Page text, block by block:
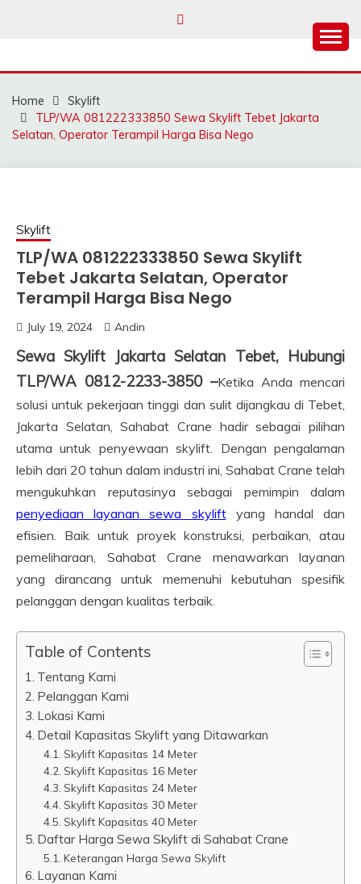
SAHABAT CRANE |
JASA SEWA CRANE |
FORKLIFT | SKYLIFT
Home
Skylift
TLP/WA 081222333850 Sewa Skylift Tebet Jakarta
Selatan, Operator Terampil Harga Bisa Nego
Skylift
TLP/WA 081222333850 Sewa Skylift
Tebet Jakarta Selatan, Operator
Terampil Harga Bisa Nego
July 19, 2024 Andin
Sewa Skylift Jakarta Selatan Tebet, Hubungi
TLP/WA 0812-2233-3850 –Ketika Anda mencari
solusi untuk pekerjaan tinggi dan sulit dijangkau di Tebet,
Jakarta Selatan, Sahabat Crane hadir sebagai pilihan
utama untuk penyewaan skylift. Dengan pengalaman
lebih dari 20 tahun dalam industri ini, Sahabat Crane telah
mengukuhkan reputasinya sebagai pemimpin dalam
penyediaan layanan sewa skyliftyang handal dan
efisien. Baik untuk proyek konstruksi, perbaikan, atau
pemeliharaan, Sahabat Crane menawarkan layanan
yang dirancang untuk memenuhi kebutuhan spesifik
pelanggan dengan kualitas terbaik.
Table of Contents
Tentang Kami
Pelanggan Kami
Lokasi Kami
Detail Kapasitas Skylift yang Ditawarkan
Skylift Kapasitas 14 Meter
Skylift Kapasitas 16 Meter
Skylift Kapasitas 24 Meter
Skylift Kapasitas 30 Meter
Skylift Kapasitas 40 Meter
Daftar Harga Sewa Skylift di Sahabat Crane
Keterangan Harga Sewa Skylift
Layanan Kami